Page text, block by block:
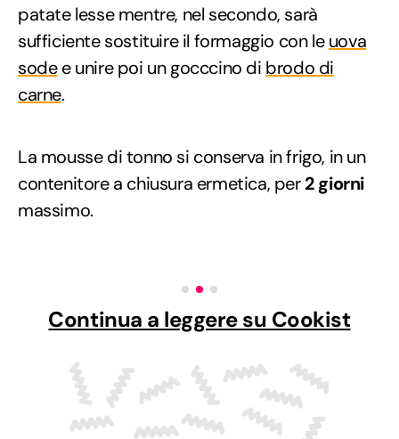
patate lesse mentre, nel secondo, sarà
sufficiente sostituire il formaggio con leuova
sodee unire poi un gocccino di brodo di
carne.
La mousse di tonno si conserva in frigo, in un
contenitore a chiusura ermetica, per2 giorni
massimo.
Continua a leggere su Cookist